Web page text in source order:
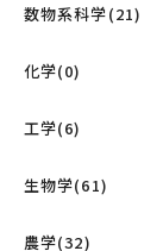
数物系科学(21)
化学(0)
工学(6)
生物学(61)
農学(32)